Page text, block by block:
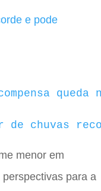
e pode
de chuvas
menor em
para a